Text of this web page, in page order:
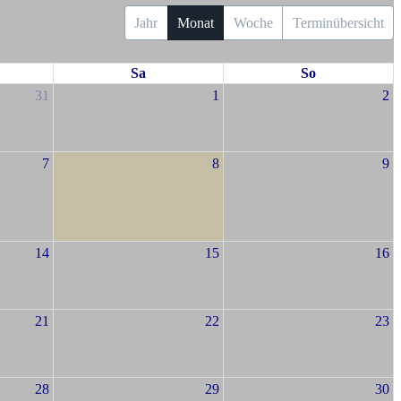
Jahr Monat Woche Terminübersicht
Sa
So
31
1 2
7 8 9
14 15 16
21 22 23
28 29 30